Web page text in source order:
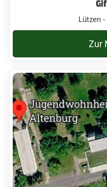
Lützen
Zur